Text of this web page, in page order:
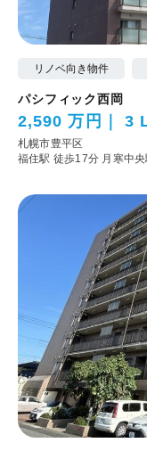
リノベ向き物件
パシフィック西岡
2,590 万円 3
札幌市豊平区
福住駅 徒歩17分 月寒中